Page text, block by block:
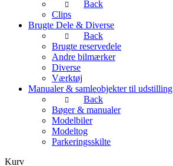
Back
Clips
Brugte Dele & Diverse
Back
Brugte reservedele
Andre bilmærker
Diverse
Værktøj
Manualer & samleobjekter til udstilling
Back
Bøger & manualer
Modelbiler
Modeltog
Parkeringsskilte
Kurv